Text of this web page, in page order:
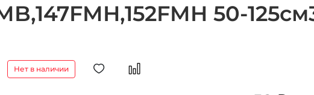
50-
Нет в наличии